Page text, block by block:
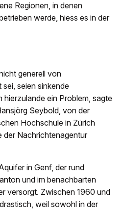
Regionen, in denen
werde, hiess es in der
generell von
seien sinkende
hierzulande ein Problem, sagte
Seybold, von der
Hochschule in Zürich
Nachrichtenagentur
in Genf, der rund
und im benachbarten
versorgt. Zwischen 1960 und
weil sowohl in der